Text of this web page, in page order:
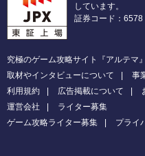
しています。
証券コード：6578
究極のゲーム攻略サイト『アルテマ』
取材やインタビューについて
事
利用規約
広告掲載について
運営会社
ライター募集
ゲーム攻略ライター募集
プライ